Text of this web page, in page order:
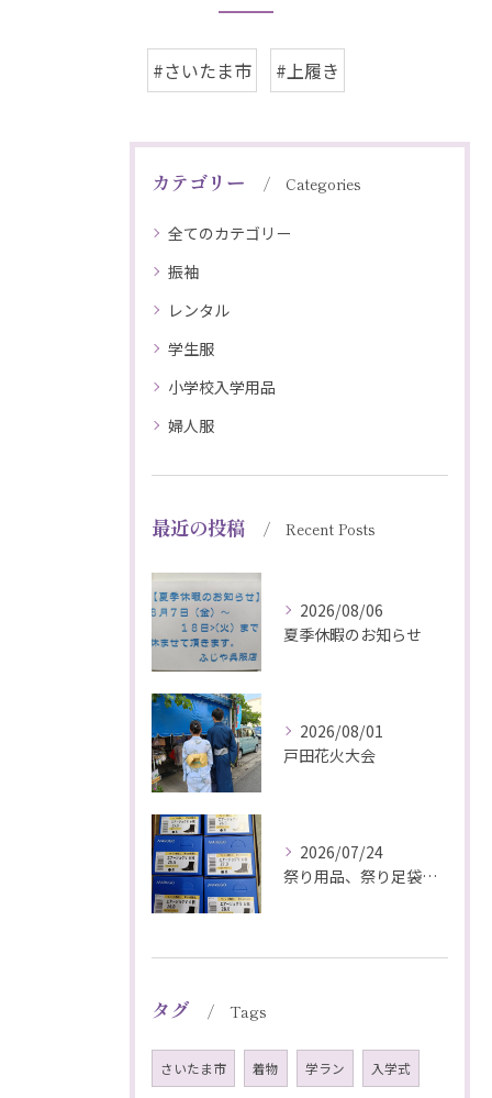
#さいたま市 #上履き
カテゴリー Categories
全てのカテゴリー
振袖
レンタル
学生服
小学校入学用品
婦人服
最近の投稿 Recent Posts
2026/08/06
夏季休暇のお知らせ
2026/08/01
戸田花火大会
2026/07/24
祭り用品、祭り足袋特価販売中
タグ Tags
さいたま市 着物 学ラン 入学式